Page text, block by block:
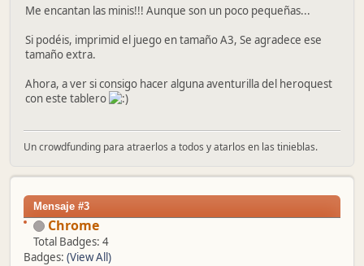
Me encantan las minis!!! Aunque son un poco pequeñas...
Si podéis, imprimid el juego en tamaño A3, Se agradece ese
tamaño extra.
Ahora, a ver si consigo hacer alguna aventurilla del heroquest
con este tablero
Un crowdfunding para atraerlos a todos y atarlos en las tinieblas.
Mensaje #3
Chrome
Total Badges: 4
Badges: (View All)